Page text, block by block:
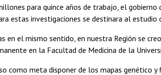
para quince años de trabajo, el
estas investigaciones se destinara al estudio
en el mismo sentido, en nuestra Región se
en la Facultad de Medicina de la
como meta disponer de los mapas genético